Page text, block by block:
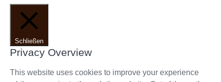
Schließen
Privacy Overview
This website uses cookies to improve your experience